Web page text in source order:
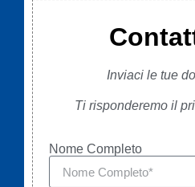
Inviaci le tue
Ti risponderemo il
Nome Completo